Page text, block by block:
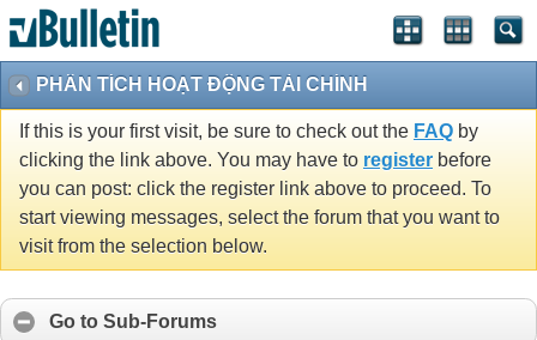
PHÂN TÍCH HOẠT ĐỘNG TÀI CHÍNH
If this is your first visit, be sure to check out the FAQ by
clicking the link above. You may have to register before
you can post: click the register link above to proceed. To
start viewing messages, select the forum that you want to
visit from the selection below.
Go to Sub-Forums